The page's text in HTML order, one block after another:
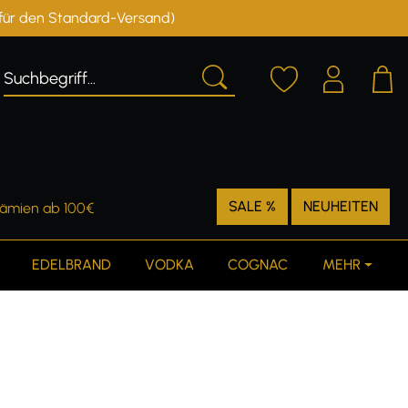
den Standard-Versand)
ab 100€ SALE % NEUHEITEN
EDELBRAND VODKA COGNAC MEHR